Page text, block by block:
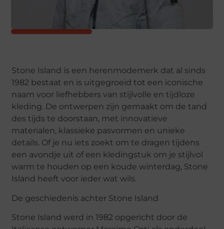
Stone Island is een herenmodemerk dat al sinds
1982 bestaat en is uitgegroeid tot een iconische
naam voor liefhebbers van stijlvolle en tijdloze
kleding. De ontwerpen zijn gemaakt om de tand
des tijds te doorstaan, met innovatieve
materialen, klassieke pasvormen en unieke
details. Of je nu iets zoekt om te dragen tijdens
een avondje uit of een kledingstuk om je stijlvol
warm te houden op een koude winterdag, Stone
Island heeft voor ieder wat wils.
De geschiedenis achter Stone Island
Stone Island werd in 1982 opgericht door de